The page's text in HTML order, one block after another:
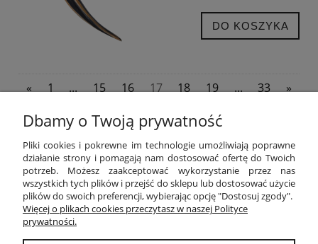
DO KOSZYKA
« 1 ... 15 16 17 18 19 ... 33 »
POMOC
MOJE KONTO
PŁATNOŚCI I DOSTAWA
Dbamy o Twoją prywatność
Pliki cookies i pokrewne im technologie umożliwiają poprawne
działanie strony i pomagają nam dostosować ofertę do Twoich
potrzeb. Możesz zaakceptować wykorzystanie przez nas
wszystkich tych plików i przejść do sklepu lub dostosować użycie
plików do swoich preferencji, wybierając opcję "Dostosuj zgody".
Więcej o plikach cookies przeczytasz w naszej Polityce
prywatności.